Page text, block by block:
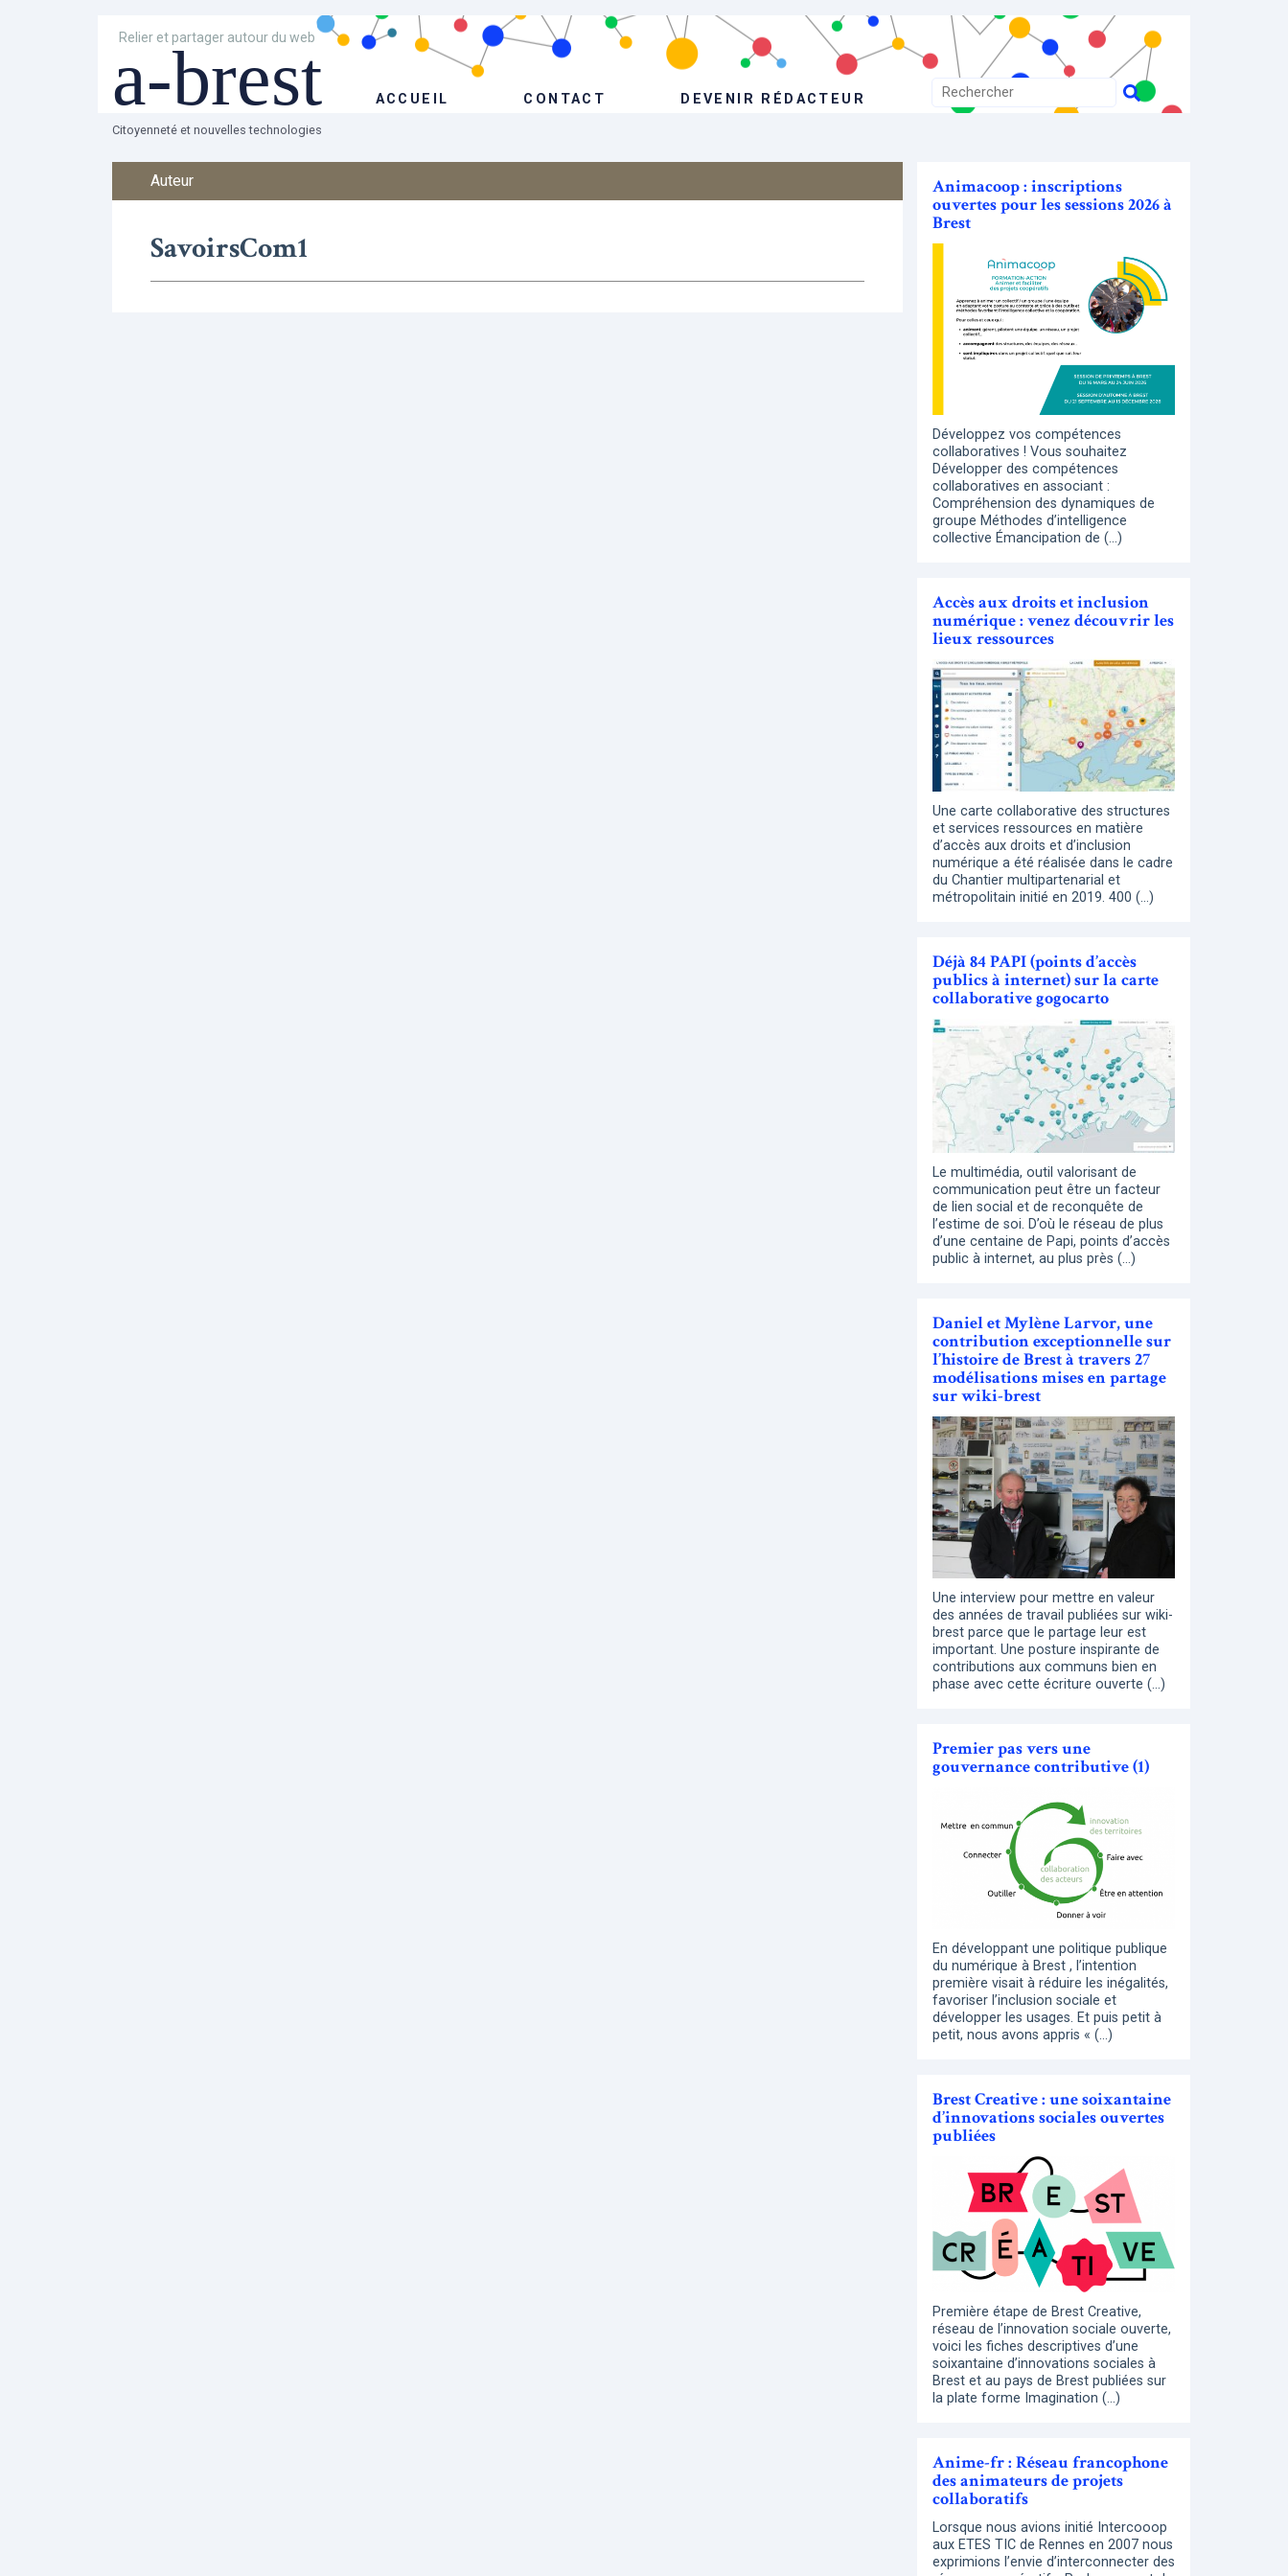
Relier et partager autour du web
a-brest ACCUEIL CONTACT DEVENIR RÉDACTEUR
Citoyenneté et nouvelles technologies
Auteur
SavoirsCom1
Animacoop : inscriptions
ouvertes pour les sessions 2026 à
Brest
Développez vos compétences
collaboratives ! Vous souhaitez
Développer des compétences
collaboratives en associant :
Compréhension des dynamiques de
groupe Méthodes d’intelligence
collective Émancipation de (…)
Accès aux droits et inclusion
numérique : venez découvrir les
lieux ressources
Une carte collaborative des structures
et services ressources en matière
d’accès aux droits et d’inclusion
numérique a été réalisée dans le cadre
du Chantier multipartenarial et
métropolitain initié en 2019. 400 (…)
Déjà 84 PAPI (points d’accès
publics à internet) sur la carte
collaborative gogocarto
Le multimédia, outil valorisant de
communication peut être un facteur
de lien social et de reconquête de
l’estime de soi. D’où le réseau de plus
d’une centaine de Papi, points d’accès
public à internet, au plus près (…)
Daniel et Mylène Larvor, une
contribution exceptionnelle sur
l’histoire de Brest à travers 27
modélisations mises en partage
sur wiki-brest
Une interview pour mettre en valeur
des années de travail publiées sur wiki-
brest parce que le partage leur est
important. Une posture inspirante de
contributions aux communs bien en
phase avec cette écriture ouverte (…)
Premier pas vers une
gouvernance contributive (1)
En développant une politique publique
du numérique à Brest , l’intention
première visait à réduire les inégalités,
favoriser l’inclusion sociale et
développer les usages. Et puis petit à
petit, nous avons appris « (…)
Brest Creative : une soixantaine
d’innovations sociales ouvertes
publiées
Première étape de Brest Creative,
réseau de l’innovation sociale ouverte,
voici les fiches descriptives d’une
soixantaine d’innovations sociales à
Brest et au pays de Brest publiées sur
la plate forme Imagination (…)
Anime-fr : Réseau francophone
des animateurs de projets
collaboratifs
Lorsque nous avions initié Intercooop
aux ETES TIC de Rennes en 2007 nous
exprimions l’envie d’interconnecter des